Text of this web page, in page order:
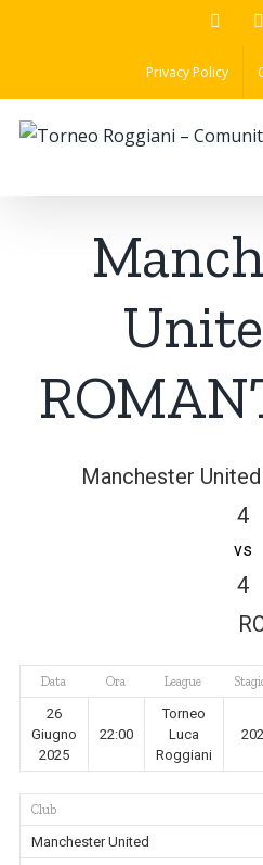
Privacy Policy
Manchester United
4
vs
4
Data Ora League
26
Giugno
2025
22:00
Torneo
Luca
Roggiani
Club
Manchester United